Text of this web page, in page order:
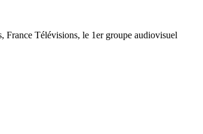
France Télévisions, le 1er groupe audiovisuel